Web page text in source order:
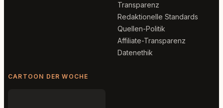
Transparenz
Redaktionelle Standards
Quellen-Politik
Affiliate-Transparenz
Datenethik
CARTOON DER WOCHE